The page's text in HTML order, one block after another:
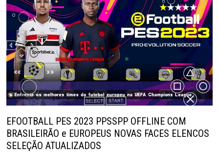
EFOOTBALL PES 2023 PPSSPP OFFLINE COM
BRASILEIRÃO e EUROPEUS NOVAS FACES ELENCOS
SELEÇÃO ATUALIZADOS